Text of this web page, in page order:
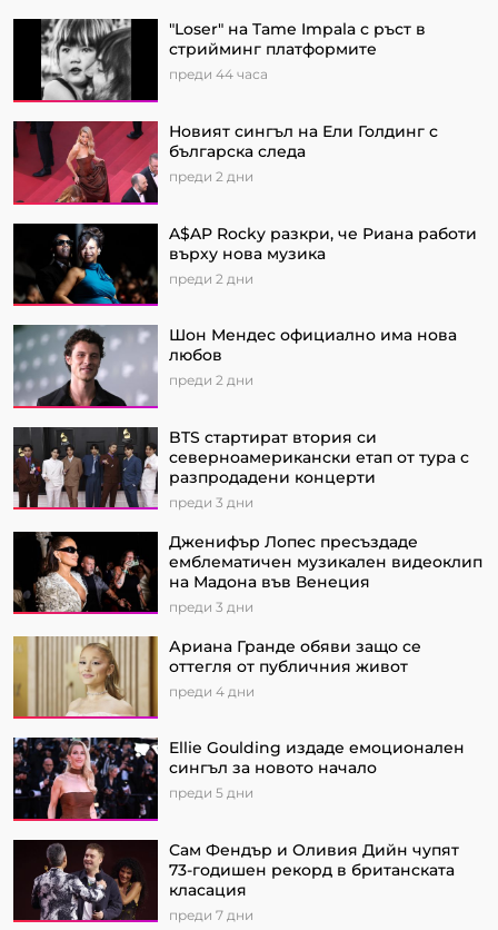
"Loser" на Tame Impala с ръст в
стрийминг платформите
преди 44 часа
Новият сингъл на Ели Голдинг с
българска следа
преди 2 дни
A$AP Rocky разкри, че Риана работи
върху нова музика
преди 2 дни
Шон Мендес официално има нова
любов
преди 2 дни
BTS стартират втория си
северноамерикански етап от турa с
разпродадени концерти
преди 3 дни
Дженифър Лопес пресъздаде
емблематичен музикален видеоклип
на Мадона във Венеция
преди 3 дни
Ариана Гранде обяви защо се
оттегля от публичния живот
преди 4 дни
Ellie Goulding издаде емоционален
сингъл за новото начало
преди 5 дни
Сам Фендър и Оливия Дийн чупят
73-годишен рекорд в британската
класация
преди 7 дни